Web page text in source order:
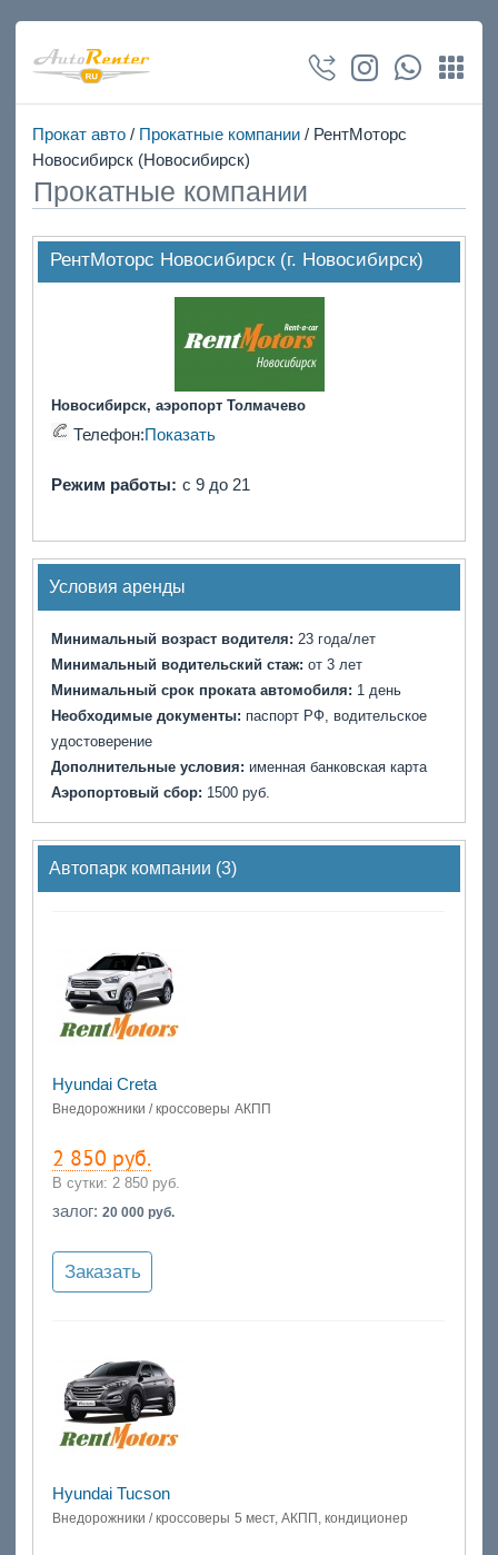
Прокат авто/ Прокатные компании/ РентМоторс
Новосибирск (Новосибирск)
Прокатные компании
РентМоторс Новосибирск (г. Новосибирск)
Новосибирск, аэропорт Толмачево
Телефон:Показать
Режим работы: с 9 до 21
Условия аренды
Минимальный возраст водителя: 23 года/лет
Минимальный водительский стаж: от 3 лет
Минимальный срок проката автомобиля: 1 день
Необходимые документы: паспорт РФ, водительское
удостоверение
Дополнительные условия: именная банковская карта
Аэропортовый сбор: 1500 руб.
Автопарк компании (3)
Hyundai Creta
Внедорожники / кроссоверы АКПП
2 850 руб.
В сутки:2 850 руб.
залог:20 000 руб.
Заказать
Hyundai Tucson
Внедорожники / кроссоверы 5 мест, АКПП, кондиционер